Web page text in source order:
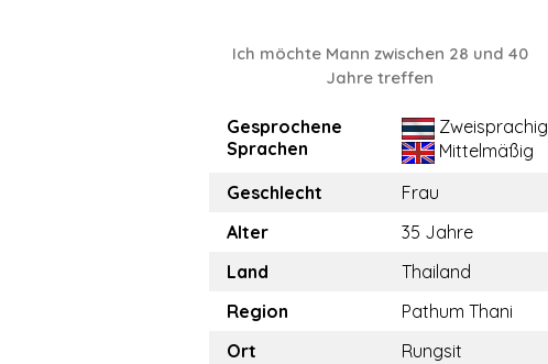
Ich möchte Mann zwischen 28 und 40
Jahre treffen
Gesprochene
Sprachen
Zweisprachig
Mittelmäßig
Geschlecht
Frau
Alter
35 Jahre
Land
Thailand
Region
Pathum Thani
Ort
Rungsit